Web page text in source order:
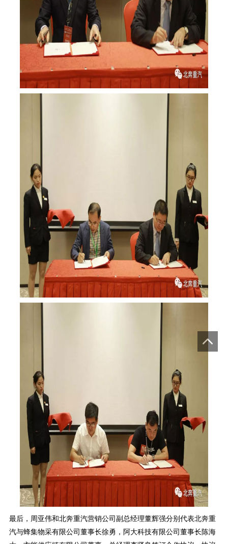
最后，周亚伟和北奔重汽营销公司副总经理董辉强分别代表北奔重
汽与蜂集物采有限公司董事长徐勇，阿大科技有限公司董事长陈海